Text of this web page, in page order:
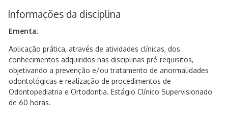
Informações da disciplina
Ementa:
Aplicação prática, através de atividades clínicas, dos
conhecimentos adquiridos nas disciplinas pré-requisitos,
objetivando a prevenção e/ou tratamento de anormalidades
odontológicas e realização de procedimentos de
Odontopediatria e Ortodontia. Estágio Clínico Supervisionado
de 60 horas.